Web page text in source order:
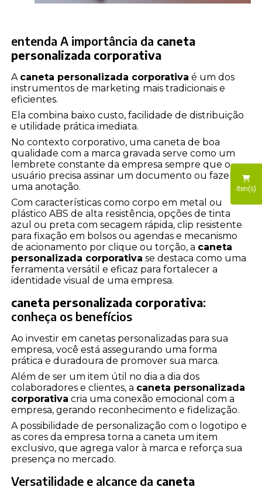
iten(s)
entenda A importância da caneta
personalizada corporativa
A caneta personalizada corporativa é um dos
instrumentos de marketing mais tradicionais e
eficientes.
Ela combina baixo custo, facilidade de distribuição
e utilidade prática imediata.
No contexto corporativo, uma caneta de boa
qualidade com a marca gravada serve como um
lembrete constante da empresa sempre que o
usuário precisa assinar um documento ou fazer
uma anotação.
Com características como corpo em metal ou
plástico ABS de alta resistência, opções de tinta
azul ou preta com secagem rápida, clip resistente
para fixação em bolsos ou agendas e mecanismo
de acionamento por clique ou torção, a caneta
personalizada corporativa se destaca como uma
ferramenta versátil e eficaz para fortalecer a
identidade visual de uma empresa.
caneta personalizada corporativa:
conheça os benefícios
Ao investir em canetas personalizadas para sua
empresa, você está assegurando uma forma
prática e duradoura de promover sua marca.
Além de ser um item útil no dia a dia dos
colaboradores e clientes, a caneta personalizada
corporativa cria uma conexão emocional com a
empresa, gerando reconhecimento e fidelização.
A possibilidade de personalização com o logotipo e
as cores da empresa torna a caneta um item
exclusivo, que agrega valor à marca e reforça sua
presença no mercado.
Versatilidade e alcance da caneta